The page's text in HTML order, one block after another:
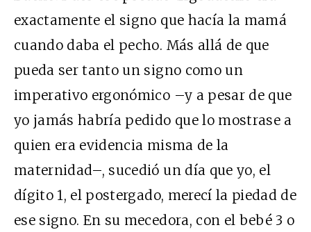
exactamente el signo que hacía la mamá
cuando daba el pecho. Más allá de que
pueda ser tanto un signo como un
imperativo ergonómico –y a pesar de que
yo jamás habría pedido que lo mostrase a
quien era evidencia misma de la
maternidad–, sucedió un día que yo, el
dígito 1, el postergado, merecí la piedad de
ese signo. En su mecedora, con el bebé 3 o